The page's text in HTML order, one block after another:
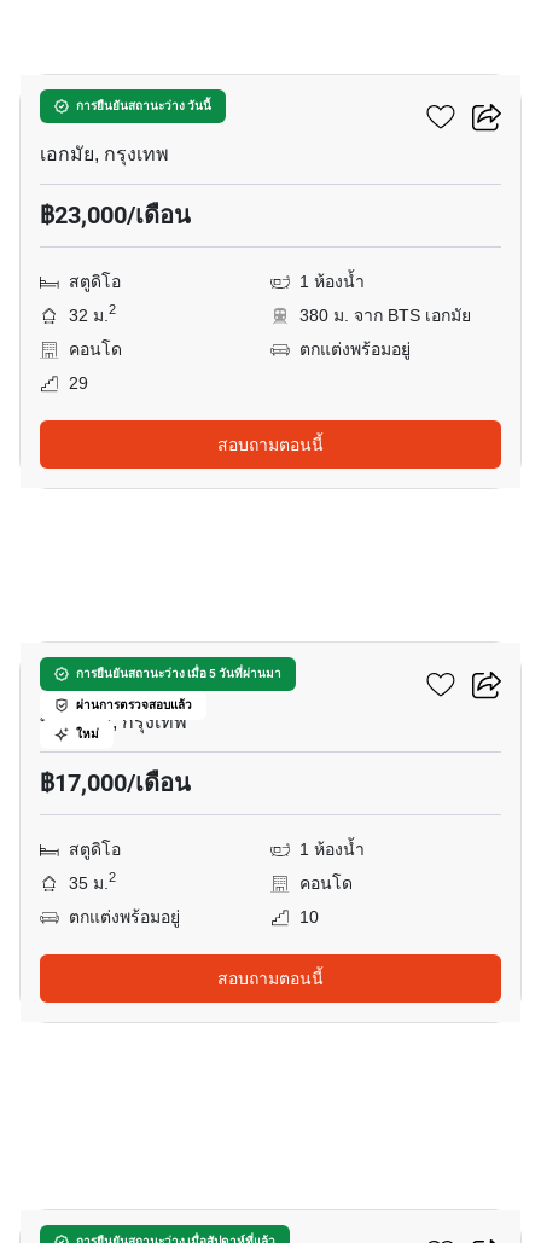
การยืนยันสถานะว่าง วันนี้
ริทึ่ม เอกมัย
เอกมัย, กรุงเทพ
฿23,000/เดือน
สตูดิโอ
1 ห้องน้ำ
32 ม.2
380 ม. จาก BTS เอกมัย
คอนโด
ตกแต่งพร้อมอยู่
29
สอบถามตอนนี้
การยืนยันสถานะว่าง เมื่อ 5 วันที่ผ่านมา
ผ่านการตรวจสอบแล้ว
ใหม่
โนเบิล โซโล
ทองหล่อ, กรุงเทพ
฿17,000/เดือน
สตูดิโอ
1 ห้องน้ำ
35 ม.2
คอนโด
ตกแต่งพร้อมอยู่
10
สอบถามตอนนี้